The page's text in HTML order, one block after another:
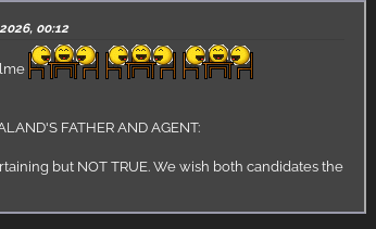
00:12
FATHER AND AGENT:
but NOT TRUE. We wish both candidates the